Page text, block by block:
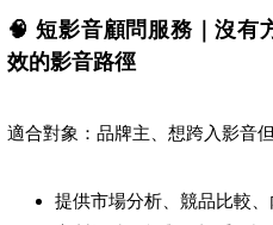
🧠 短影音顧問服務｜沒有
效的影音路徑
適合對象：品牌主、想跨入影音
提供市場分析、競品比較